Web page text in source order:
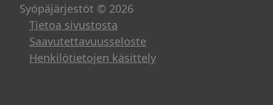
Syöpäjärjestöt © 2026
Tietoa sivustosta
Saavutettavuusseloste
Henkilötietojen käsittely